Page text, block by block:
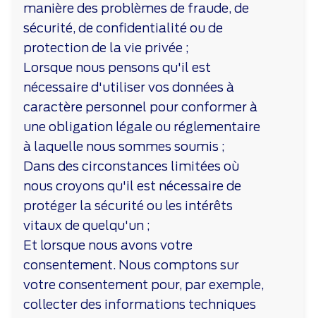
manière des problèmes de fraude, de
sécurité, de confidentialité ou de
protection de la vie privée ;
Lorsque nous pensons qu'il est
nécessaire d'utiliser vos données à
caractère personnel pour conformer à
une obligation légale ou réglementaire
à laquelle nous sommes soumis ;
Dans des circonstances limitées où
nous croyons qu'il est nécessaire de
protéger la sécurité ou les intérêts
vitaux de quelqu'un ;
Et lorsque nous avons votre
consentement. Nous comptons sur
votre consentement pour, par exemple,
collecter des informations techniques